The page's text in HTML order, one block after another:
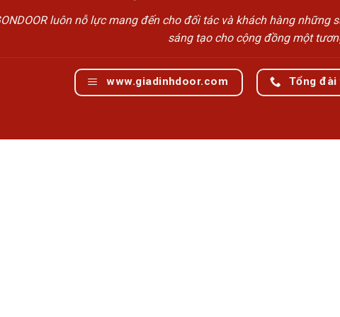
luôn nỗ lực mang đến cho đối tác và khách hàng
sáng tạo cho cộng đồng một
www.giadinhdoor.com Tổng đài